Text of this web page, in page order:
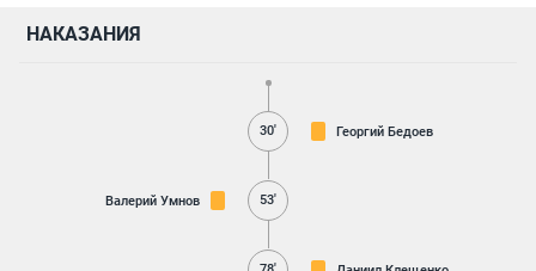
НАКАЗАНИЯ
30' Георгий Бедоев
Валерий Умнов 53'